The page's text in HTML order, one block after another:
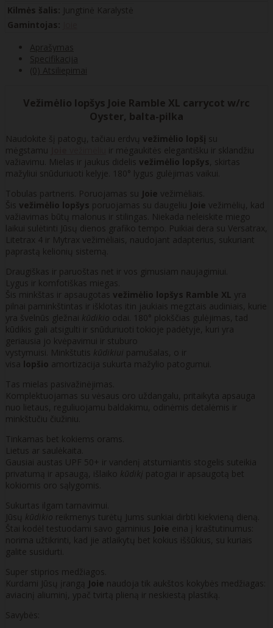
Kilmės šalis: Jungtinė Karalystė
Gamintojas:
Aprašymas
Specifikacija
(0) Atsiliepimai
Vežimėlio lopšys Joie Ramble XL carrycot w/rc
Oyster, balta-pilka
Naudokite šį patogų, tačiau erdvų vežimėlio lopšį su
mėgstamu
ir mėgaukitės elegantišku ir sklandžiu
važiavimu. Mielas ir jaukus didelis vežimėlio lopšys, skirtas
mažyliui snūduriuoti kelyje. 180° lygus gulėjimas vaikui.
Tobulas partneris. Poruojamas su Joie vežimėliais.
Šis vežimėlio lopšys poruojamas su daugeliu Joie vežimėlių, kad
važiavimas būtų malonus ir stilingas. Niekada neleiskite miego
laikui sulėtinti Jūsų dienos grafiko tempo. Puikiai dera su Versatrax,
Litetrax 4 ir Mytrax vežimėliais, naudojant adapterius, sukuriant
paprastą kelionių sistemą.
Draugiškas ir paruoštas net ir vos gimusiam naujagimiui.
Lygus ir komfotiškas miegas.
Šis minkštas ir apsaugotas vežimėlio lopšys Ramble XL yra
pilnai paminkštintas ir išklotas itin jaukiais megztais audiniais, kurie
yra švelnūs gležnai kūdikio odai. 180° plokščias gulėjimas, tad
kūdikis gali atsigulti ir snūduriuoti tokioje padėtyje, kuri yra
geriausia jo kvėpavimui ir stuburo
vystymuisi. Minkštutis kūdikiui pamušalas, o ir
visa lopšio amortizacija sukurta mažylio patogumui.
Tas mielas pasivažinėjimas.
Komplektuojamas su vėsaus oro uždangalu, pritaikyta apsauga
nuo lietaus, reguliuojamu baldakimu, odinėmis detalėmis ir
minkštučiu čiužiniu.
Tinkamas bet kokiems orams.
Lietus ar saulėkaita.
Gausiai austas UPF 50+ ir vandenį atstumiantis stogelis suteikia
privatumą ir apsaugą, išlaiko kūdikį patogiai ir apsaugotą bet
kokiomis oro sąlygomis.
Sukurtas ilgam tarnavimui.
Jūsų kūdikio reikmenys turėtų Jums sunkiai dirbti kiekvieną dieną.
Štai kodėl testuodami savo gaminius Joie eina į kraštutinumus:
norima užtikrinti, kad jie atlaikytų bet kokius iššūkius, su kuriais
galite susidurti.
Super stiprios medžiagos.
Kurdami Jūsų įrangą Joie naudoja tik aukštos kokybės medžiagas:
aviacinį aliuminį, ypač tvirtą plieną ir neskiestą plastiką.
Savybės: